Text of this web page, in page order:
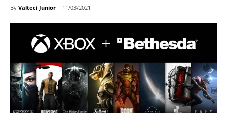
By Valteci Junior 11/03/2021